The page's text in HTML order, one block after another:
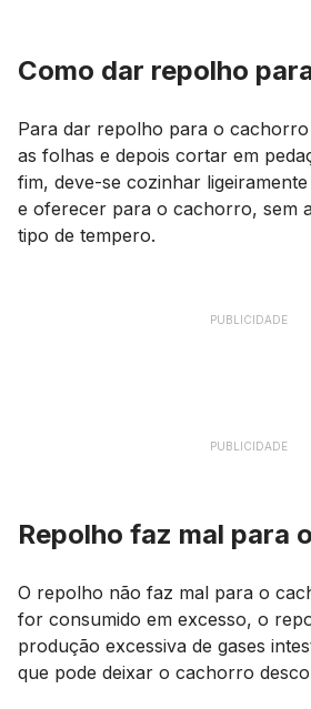
Como dar repolho
Para dar repolho para o
as folhas e depois cortar em
fim, deve-se cozinhar
e oferecer para o cachorro, sem
tipo de tempero.
PUBLICIDADE
PUBLICIDADE
Repolho faz mal para
O repolho não faz mal para o
for consumido em excesso, o
produção excessiva de gases
que pode deixar o cachorro